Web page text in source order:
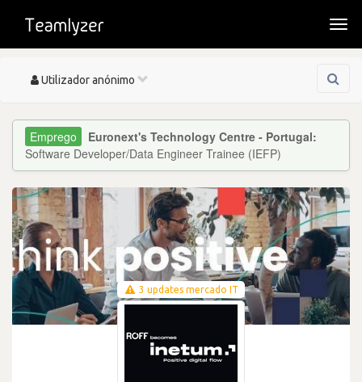
Toggle
Utilizador anónimo
Euronext's Technology Centre - Portugal:
Software Developer/Data Engineer Trainee (IEFP)
3 updates mercado IT